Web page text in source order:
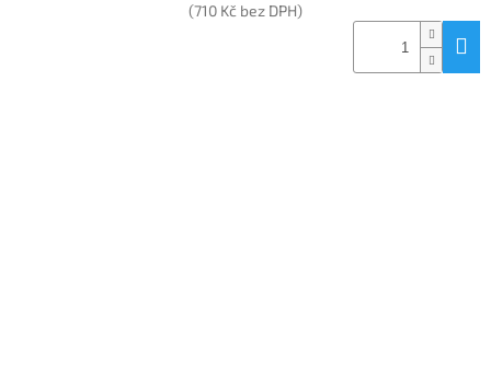
(710 Kč bez DPH)